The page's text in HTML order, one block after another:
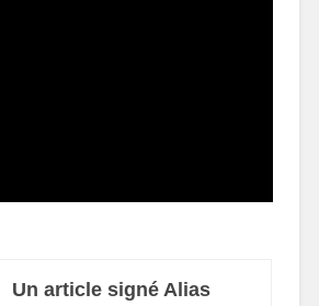
Un article signé Alias